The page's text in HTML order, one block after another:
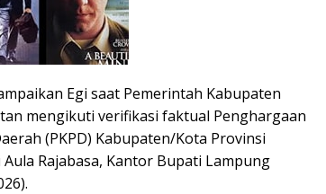
Egi saat Pemerintah Kabupaten
mengikuti verifikasi faktual Penghargaan
(PKPD) Kabupaten/Kota Provinsi
Rajabasa, Kantor Bupati Lampung